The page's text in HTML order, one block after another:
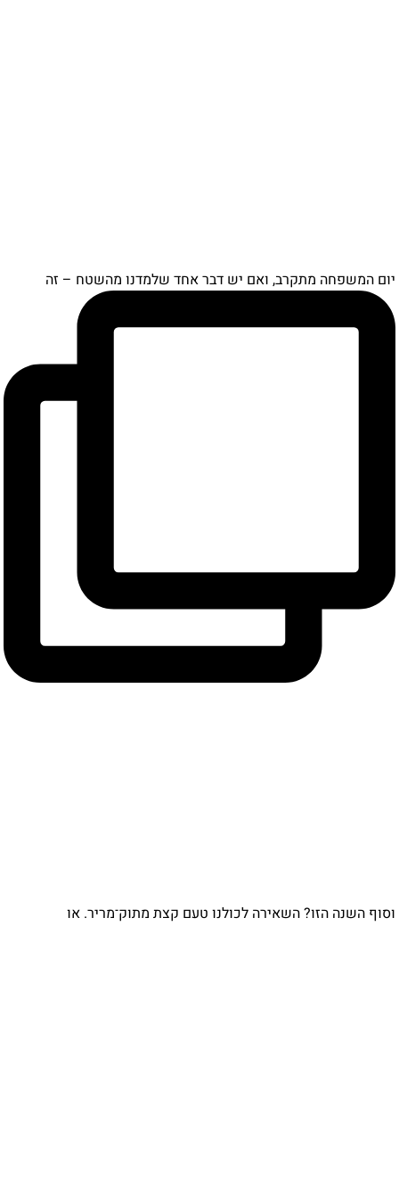
המשפחה מתקרב, ואם יש דבר אחד שלמדנו מהשטח – זה
השנה הזו? השאירה לכולנו טעם קצת מתוק־מריר. או